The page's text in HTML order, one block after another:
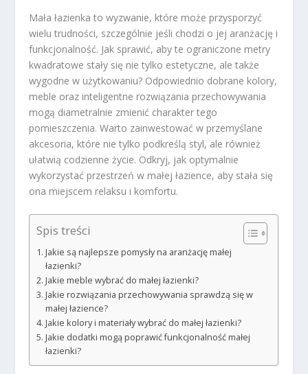
Mała łazienka to wyzwanie, które może przysporzyć
wielu trudności, szczególnie jeśli chodzi o jej aranżację i
funkcjonalność. Jak sprawić, aby te ograniczone metry
kwadratowe stały się nie tylko estetyczne, ale także
wygodne w użytkowaniu? Odpowiednio dobrane kolory,
meble oraz inteligentne rozwiązania przechowywania
mogą diametralnie zmienić charakter tego
pomieszczenia. Warto zainwestować w przemyślane
akcesoria, które nie tylko podkreślą styl, ale również
ułatwią codzienne życie. Odkryj, jak optymalnie
wykorzystać przestrzeń w małej łazience, aby stała się
ona miejscem relaksu i komfortu.
Spis treści
Jakie są najlepsze pomysły na aranżację małej
łazienki?
Jakie meble wybrać do małej łazienki?
Jakie rozwiązania przechowywania sprawdzą się w
małej łazience?
Jakie kolory i materiały wybrać do małej łazienki?
Jakie dodatki mogą poprawić funkcjonalność małej
łazienki?